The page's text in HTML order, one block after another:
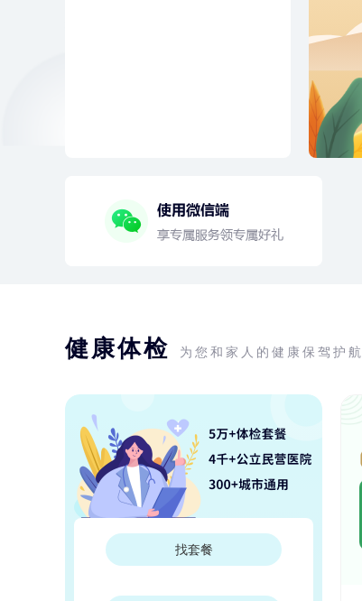
健康体检 为您和家人的健康保驾护航
找套餐